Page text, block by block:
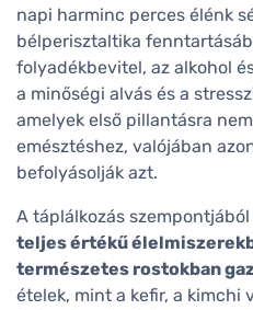
napi harminc perces élénk
bélperisztaltika
folyadékbevitel, az alkohol
a minőségi alvás és a
amelyek első pillantásra
emésztéshez, valójában
befolyásolják azt.
A táplálkozás
teljes értékű
természetes rostokban
ételek, mint a kefir, a kimchi